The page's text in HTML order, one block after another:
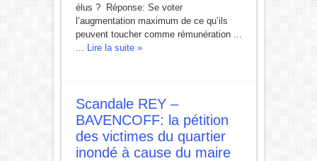
élus ? Réponse: Se voter
l’augmentation maximum de ce qu’ils
peuvent toucher comme rémunération ...
... Lire la suite »
Scandale REY –
BAVENCOFF: la pétition
des victimes du quartier
inondé à cause du maire